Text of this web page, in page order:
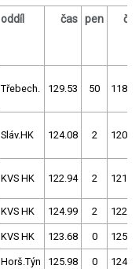
oddíl čas pen
Třebech. 129.53 50
Sláv.HK 124.08 2
KVS HK 122.94 2
KVS HK 124.99 2
KVS HK 123.68 0
Horš.Týn 125.98 0